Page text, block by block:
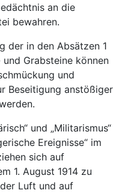
an die
bewahren.
der in den Absätzen 1
Grabsteine können
und
Beseitigung anstößiger
und „Militarismus“
Ereignisse“ im
sich auf
1. August 1914 zu
Luft und auf